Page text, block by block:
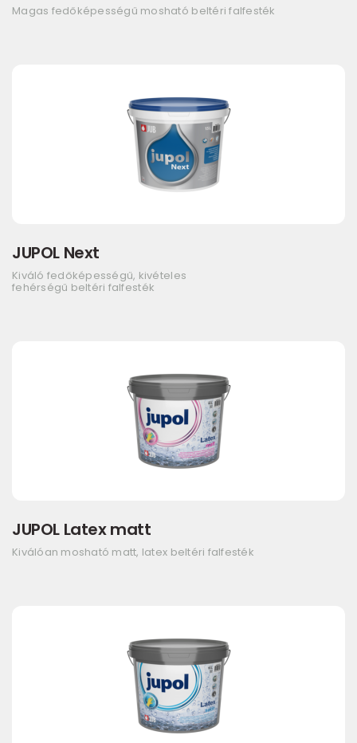
Magas fedőképességű mosható beltéri falfesték
JUPOL Next
Kiváló fedőképességű, kivételes
fehérségű beltéri falfesték
JUPOL Latex matt
Kiválóan mosható matt, latex beltéri falfesték